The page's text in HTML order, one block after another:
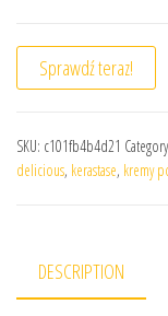
Sprawdź teraz!
SKU: c101fb4b4d21
delicious, kerastase, kremy
DESCRIPTION